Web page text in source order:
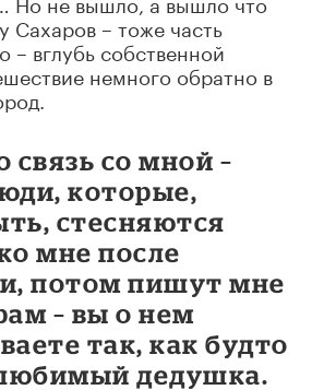
– тоже часть
– вглубь собственной
немного обратно в
связь со мной –
которые,
стесняются
мне после
потом пишут мне
– вы о нем
так, как будто
дедушка.